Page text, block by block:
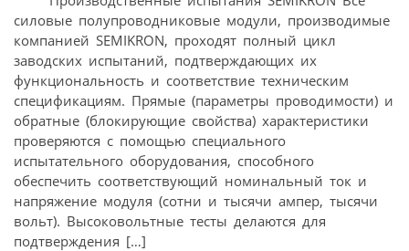
силовые полупроводниковые модули, производимые
компанией SEMIKRON, проходят полный цикл
заводских испытаний, подтверждающих их
функциональность и соответствие техническим
спецификациям. Прямые (параметры проводимости) и
обратные (блокирующие свойства) характеристики
проверяются с помощью специального
испытательного оборудования, способного
обеспечить соответствующий номинальный ток и
напряжение модуля (сотни и тысячи ампер, тысячи
вольт). Высоковольтные тесты делаются для
подтверждения […]